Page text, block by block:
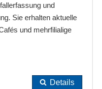
und
Sie erhalten aktuelle
und mehrfilialige
Details